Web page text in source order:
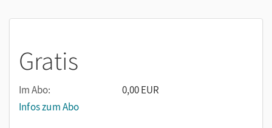
Gratis
Im Abo:
0,00 EUR
Infos zum Abo